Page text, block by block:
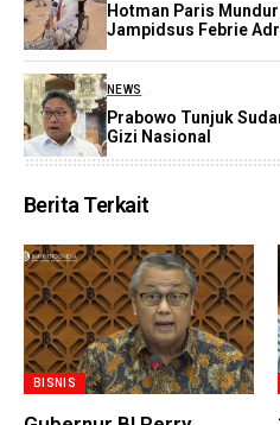
Hotman Paris
Jampidsus Febrie
NEWS
Prabowo Tunjuk
Gizi Nasional
Berita Terkait
BISNIS